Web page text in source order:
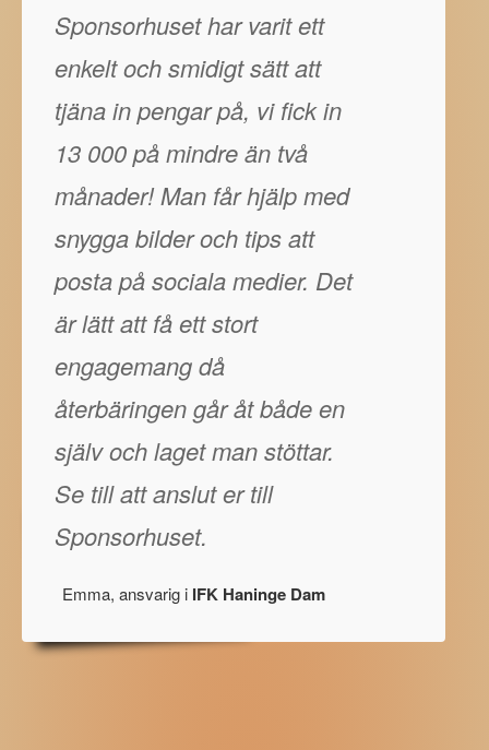
Sponsorhuset har varit ett
enkelt och smidigt sätt att
tjäna in pengar på, vi fick in
13 000 på mindre än två
månader! Man får hjälp med
snygga bilder och tips att
posta på sociala medier. Det
är lätt att få ett stort
engagemang då
återbäringen går åt både en
själv och laget man stöttar.
Se till att anslut er till
Sponsorhuset.
Emma, ansvarig i IFK Haninge Dam